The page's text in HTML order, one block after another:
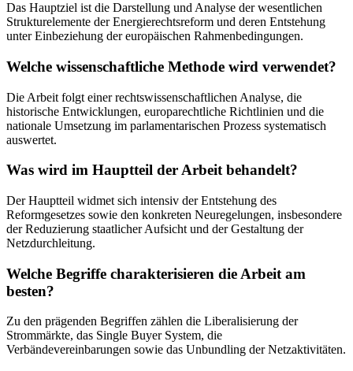
Das Hauptziel ist die Darstellung und Analyse der wesentlichen
Strukturelemente der Energierechtsreform und deren Entstehung
unter Einbeziehung der europäischen Rahmenbedingungen.
Welche wissenschaftliche Methode wird verwendet?
Die Arbeit folgt einer rechtswissenschaftlichen Analyse, die
historische Entwicklungen, europarechtliche Richtlinien und die
nationale Umsetzung im parlamentarischen Prozess systematisch
auswertet.
Was wird im Hauptteil der Arbeit behandelt?
Der Hauptteil widmet sich intensiv der Entstehung des
Reformgesetzes sowie den konkreten Neuregelungen, insbesondere
der Reduzierung staatlicher Aufsicht und der Gestaltung der
Netzdurchleitung.
Welche Begriffe charakterisieren die Arbeit am
besten?
Zu den prägenden Begriffen zählen die Liberalisierung der
Strommärkte, das Single Buyer System, die
Verbändevereinbarungen sowie das Unbundling der Netzaktivitäten.